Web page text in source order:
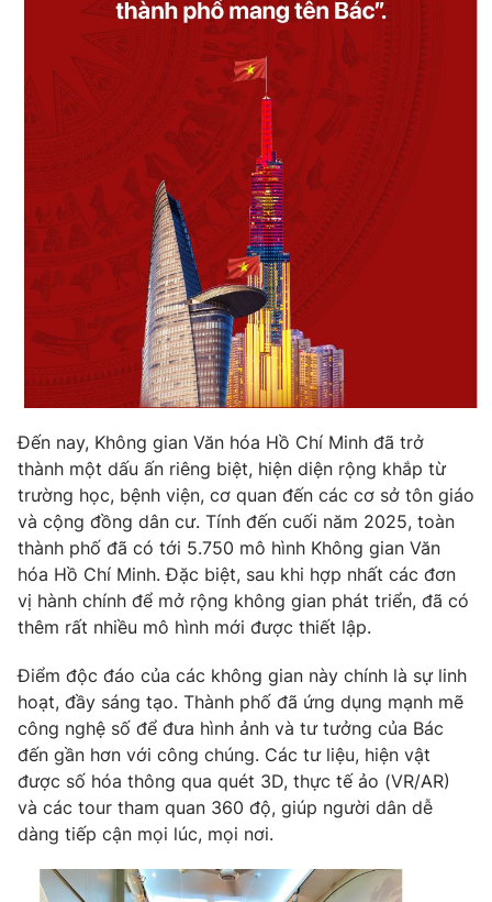
Đến nay, Không gian Văn hóa Hồ Chí Minh đã trở
thành một dấu ấn riêng biệt, hiện diện rộng khắp từ
trường học, bệnh viện, cơ quan đến các cơ sở tôn giáo
và cộng đồng dân cư. Tính đến cuối năm 2025, toàn
thành phố đã có tới 5.750 mô hình Không gian Văn
hóa Hồ Chí Minh. Đặc biệt, sau khi hợp nhất các đơn
vị hành chính để mở rộng không gian phát triển, đã có
thêm rất nhiều mô hình mới được thiết lập.
Điểm độc đáo của các không gian này chính là sự linh
hoạt, đầy sáng tạo. Thành phố đã ứng dụng mạnh mẽ
công nghệ số để đưa hình ảnh và tư tưởng của Bác
đến gần hơn với công chúng. Các tư liệu, hiện vật
được số hóa thông qua quét 3D, thực tế ảo (VR/AR)
và các tour tham quan 360 độ, giúp người dân dễ
dàng tiếp cận mọi lúc, mọi nơi.